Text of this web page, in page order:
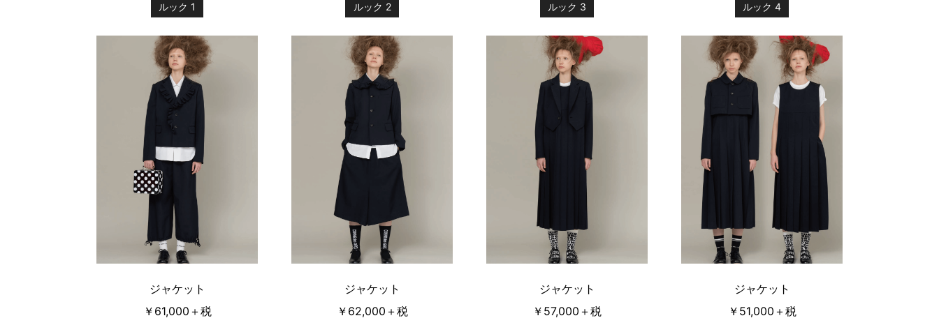
ルック 1
ジャケット
￥61,000＋税
ルック 2
ジャケット
￥62,000＋税
ルック 3
ジャケット
￥57,000＋税
ルック 4
ジャケット
￥51,000＋税